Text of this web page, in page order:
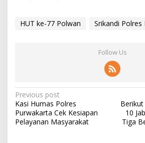
HUT ke-77 Polwan Srikandi Polres
Follow Us
Post
navigation
Previous post
Kasi Humas Polres
Purwakarta Cek Kesiapan
Pelayanan Masyarakat
10
Tiga